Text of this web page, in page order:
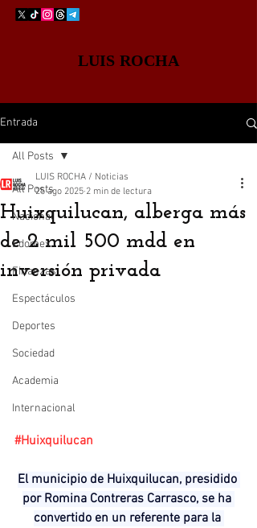
LUIS ROCHA
Entrada
All Posts
Nacional
Edomex
Finanzas
Espectáculos
Deportes
Sociedad
Academia
Internacional
All Posts
Huixquilucan, alberga más
de 2 mil 500 mdd en
inversión privada
LUIS ROCHA / Noticias
25 ago 2025 2 min de lectura
#Huixquilucan
El municipio de Huixquilucan, presidido
por Romina Contreras Carrasco, se ha
convertido en un referente para la